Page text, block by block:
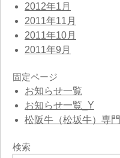
2012年1月
2011年11月
2011年10月
2011年9月
固定ページ
お知らせ一覧
お知らせ一覧_Y
松阪牛（松坂牛）専
検索